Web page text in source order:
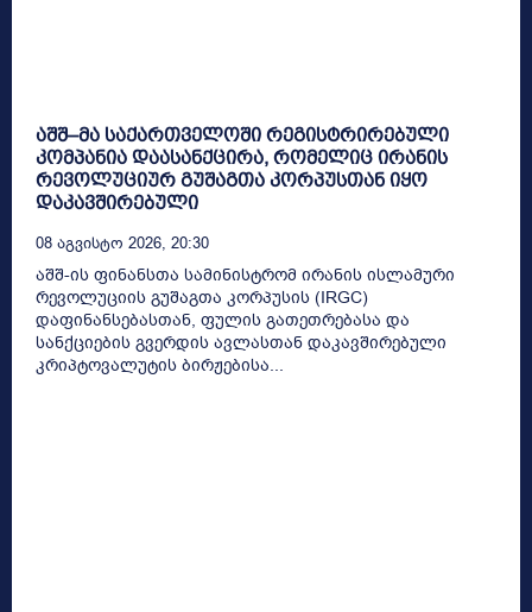
აშშ–მა საქართველოში რეგისტრირებული
კომპანია დაასანქცირა, რომელიც ირანის
რევოლუციურ გუშაგთა კორპუსთან იყო
დაკავშირებული
08 Აგვისტო 2026, 20:30
აშშ-ის ფინანსთა სამინისტრომ ირანის ისლამური
რევოლუციის გუშაგთა კორპუსის (IRGC)
დაფინანსებასთან, ფულის გათეთრებასა და
სანქციების გვერდის ავლასთან დაკავშირებული
კრიპტოვალუტის ბირჟებისა...